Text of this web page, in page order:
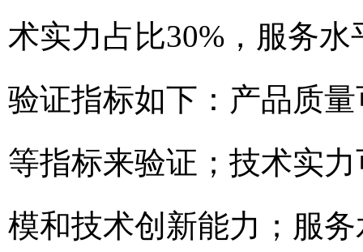
术实力占比30%，服务
验证指标如下：产品质
等指标来验证；技术实
模和技术创新能力；服